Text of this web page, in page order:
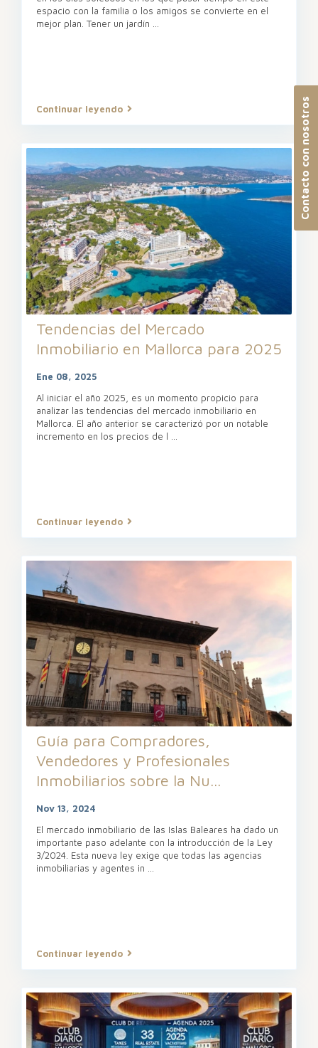
espacio con la familia o los amigos se convierte en el
mejor plan. Tener un jardín
Continuar leyendo
Tendencias del Mercado
Inmobiliario en Mallorca para 2025
Ene 08, 2025
Al iniciar el año 2025, es un momento propicio para
analizar las tendencias del mercado inmobiliario en
Mallorca. El año anterior se caracterizó por un notable
incremento en los precios de l
Continuar leyendo
Guía para Compradores,
Vendedores y Profesionales
Inmobiliarios sobre la Nu...
Nov 13, 2024
El mercado inmobiliario de las Islas Baleares ha dado un
importante paso adelante con la introducción de la Ley
3/2024. Esta nueva ley exige que todas las agencias
inmobiliarias y agentes in ...
Continuar leyendo
Contacto con nosotros